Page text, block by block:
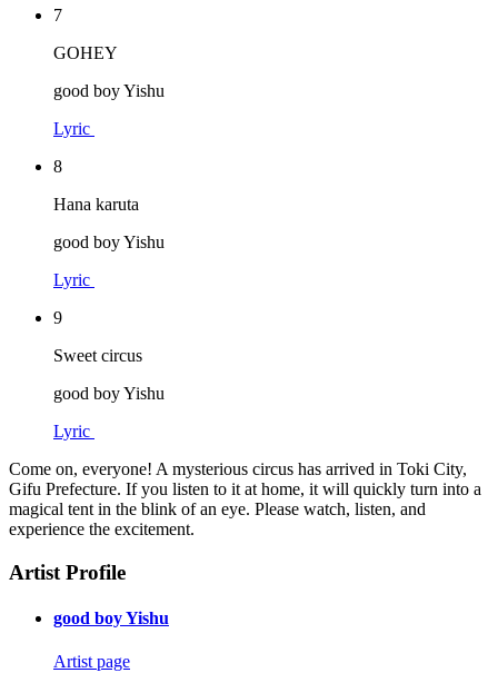
7
GOHEY
good boy Yishu
Lyric
8
Hana karuta
good boy Yishu
Lyric
9
Sweet circus
good boy Yishu
Lyric
Come on, everyone! A mysterious circus has arrived in Toki City,
Gifu Prefecture. If you listen to it at home, it will quickly turn into a
magical tent in the blink of an eye. Please watch, listen, and
experience the excitement.
Artist Profile
good boy Yishu
Artist page